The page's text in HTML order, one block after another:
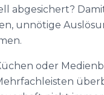
abgesichert?
unnötige
oder